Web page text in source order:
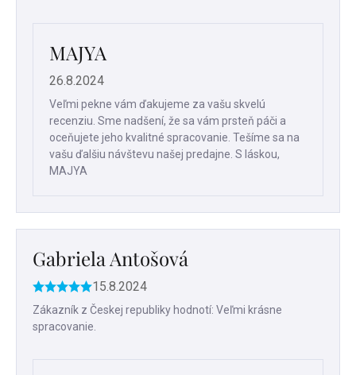
hviezdičiek.
MAJYA
26.8.2024
Veľmi pekne vám ďakujeme za vašu skvelú
recenziu. Sme nadšení, že sa vám prsteň páči a
oceňujete jeho kvalitné spracovanie. Tešíme sa na
vašu ďalšiu návštevu našej predajne. S láskou,
MAJYA
Gabriela Antošová
Hodnotenie
produktu
je
15.8.2024
Zákazník z Českej republiky hodnotí: Veľmi krásne
spracovanie.